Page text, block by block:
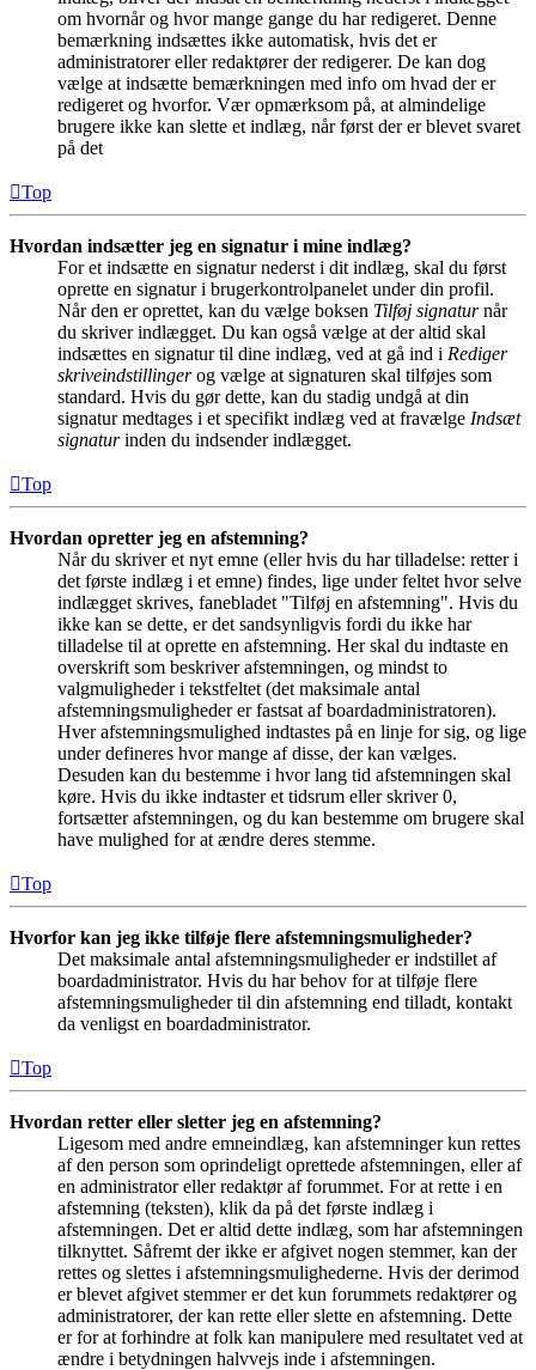
om hvornår og hvor mange gange du har redigeret. Denne
bemærkning indsættes ikke automatisk, hvis det er
administratorer eller redaktører der redigerer. De kan dog
vælge at indsætte bemærkningen med info om hvad der er
redigeret og hvorfor. Vær opmærksom på, at almindelige
brugere ikke kan slette et indlæg, når først der er blevet svaret
på det
Top
Hvordan indsætter jeg en signatur i mine indlæg?
For et indsætte en signatur nederst i dit indlæg, skal du først
oprette en signatur i brugerkontrolpanelet under din profil.
Når den er oprettet, kan du vælge boksen Tilføj signaturnår
du skriver indlægget. Du kan også vælge at der altid skal
indsættes en signatur til dine indlæg, ved at gå ind i Rediger
skriveindstillingerog vælge at signaturen skal tilføjes som
standard. Hvis du gør dette, kan du stadig undgå at din
signatur medtages i et specifikt indlæg ved at fravælge Indsæt
signaturinden du indsender indlægget.
Top
Hvordan opretter jeg en afstemning?
Når du skriver et nyt emne (eller hvis du har tilladelse: retter i
det første indlæg i et emne) findes, lige under feltet hvor selve
indlægget skrives, fanebladet "Tilføj en afstemning". Hvis du
ikke kan se dette, er det sandsynligvis fordi du ikke har
tilladelse til at oprette en afstemning. Her skal du indtaste en
overskrift som beskriver afstemningen, og mindst to
valgmuligheder i tekstfeltet (det maksimale antal
afstemningsmuligheder er fastsat af boardadministratoren).
Hver afstemningsmulighed indtastes på en linje for sig, og lige
under defineres hvor mange af disse, der kan vælges.
Desuden kan du bestemme i hvor lang tid afstemningen skal
køre. Hvis du ikke indtaster et tidsrum eller skriver 0,
fortsætter afstemningen, og du kan bestemme om brugere skal
have mulighed for at ændre deres stemme.
Top
Hvorfor kan jeg ikke tilføje flere afstemningsmuligheder?
Det maksimale antal afstemningsmuligheder er indstillet af
boardadministrator. Hvis du har behov for at tilføje flere
afstemningsmuligheder til din afstemning end tilladt, kontakt
da venligst en boardadministrator.
Top
Hvordan retter eller sletter jeg en afstemning?
Ligesom med andre emneindlæg, kan afstemninger kun rettes
af den person som oprindeligt oprettede afstemningen, eller af
en administrator eller redaktør af forummet. For at rette i en
afstemning (teksten), klik da på det første indlæg i
afstemningen. Det er altid dette indlæg, som har afstemningen
tilknyttet. Såfremt der ikke er afgivet nogen stemmer, kan der
rettes og slettes i afstemningsmulighederne. Hvis der derimod
er blevet afgivet stemmer er det kun forummets redaktører og
administratorer, der kan rette eller slette en afstemning. Dette
er for at forhindre at folk kan manipulere med resultatet ved at
ændre i betydningen halvvejs inde i afstemningen.